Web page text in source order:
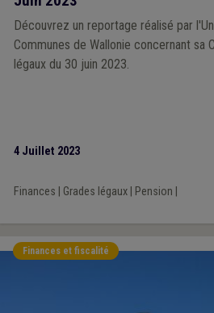
Découvrez un reportage réalisé par
Communes de Wallonie concernant sa
légaux du 30 juin 2023.
4 Juillet 2023
Finances Grades légaux| Pension
Finances et fiscalité